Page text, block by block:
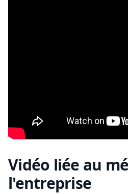
Vidéo liée au
l'entreprise